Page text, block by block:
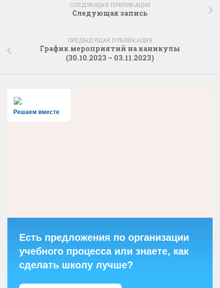
СЛЕДУЮЩАЯ ПУБЛИКАЦИЯ
Следующая запись
ПРЕДЫДУЩАЯ ПУБЛИКАЦИЯ
График мероприятий на каникулы
(30.10.2023 – 03.11.2023)
Решаем вместе
Есть предложения по организации
учебного процесса или знаете, как
сделать школу лучше?